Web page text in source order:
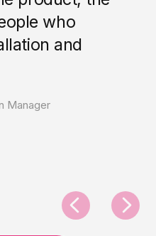
who
and
Manager